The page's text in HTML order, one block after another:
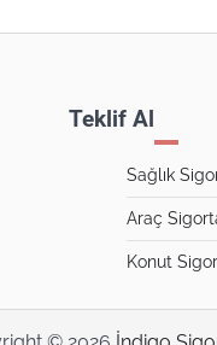
Teklif Al
Sağlık
Araç
Konut